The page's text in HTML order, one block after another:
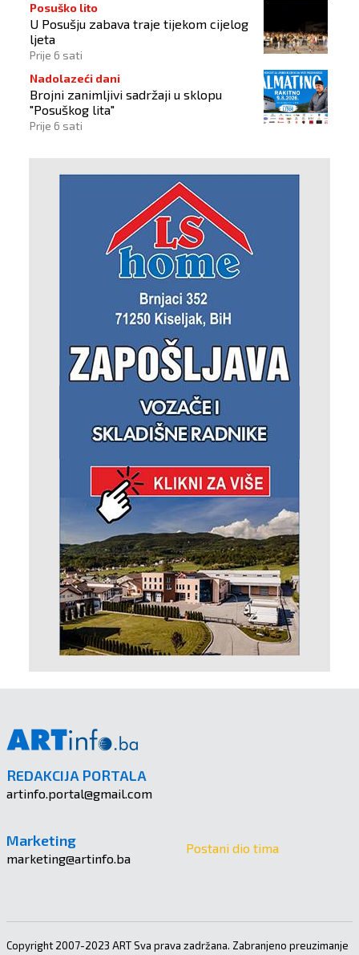
Posuško lito
U Posušju zabava traje tijekom cijelog
ljeta
Prije 6 sati
Nadolazeći dani
Brojni zanimljivi sadržaji u sklopu
"Posuškog lita"
Prije 6 sati
REDAKCIJA PORTALA
artinfo.portal@gmail.com
Marketing
marketing@artinfo.ba
Postani dio tima
Copyright 2007-2023 ART Sva prava zadržana. Zabranjeno preuzimanje